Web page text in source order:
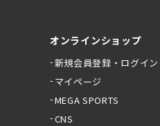
オンラインショップ
新規会員登録・ログイン
マイページ
MEGA SPORTS
CNS